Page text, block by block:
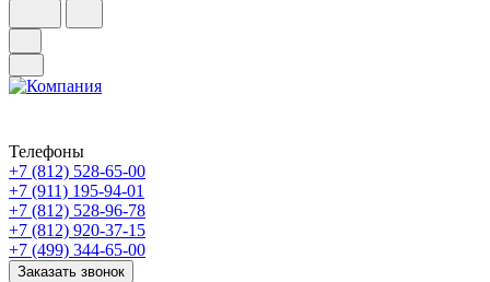
Телефоны
+7 (812) 528-65-00
+7 (911) 195-94-01
+7 (812) 528-96-78
+7 (812) 920-37-15
+7 (499) 344-65-00
Заказать звонок